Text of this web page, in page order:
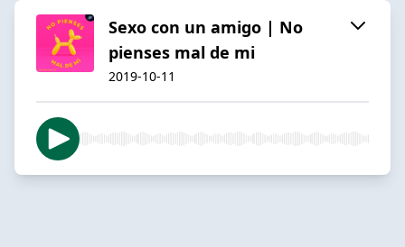
Sexo con un amigo | No
pienses mal de mi
2019-10-11